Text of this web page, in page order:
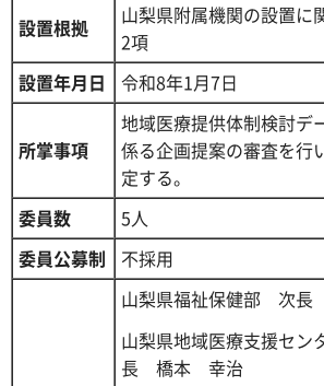
設置根拠
山梨県附属機関の設置に
2項
設置年月日
令和8年1月7日
所掌事項
地域医療提供体制検討デ
係る企画提案の審査を行
定する。
委員数
5人
委員公募制
不採用
山梨県福祉保健部 次
山梨県地域医療支援セ
長 橋本 幸治